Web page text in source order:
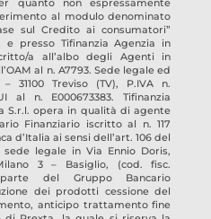
al modulo denominato
sul Credito ai consumatori”
e presso Tifinanzia Agenzia in
a all’albo degli Agenti in
al n. A7793. Sede legale ed
31100 Treviso (TV), P.IVA n.
al n. E000673383.Tifinanzia
S.r.l. opera in qualità di agente
Finanziario iscritto al n. 117
d’Italia ai sensi dell’art. 106 del
sede legale in Via Ennio Doris,
3 – Basiglio, (cod. fisc.
parte del Gruppo Bancario
dei prodotti cessione del
anticipo trattamento fine